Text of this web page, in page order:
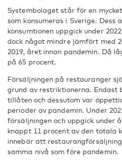
Systembolaget står för en
som konsumeras i Sverige. Dess
konsumtionen uppgick under
dock något mindre jämfört med
2019, året innan pandemin. Då
på 65 procent.
Försäljningen på restauranger
grund av restriktionerna. Endast
tillåten och dessutom var
perioder av pandemin. Under
försäljningen och uppgick under
knappt 11 procent av den totala
innebär att
samma nivå som före pandemin.